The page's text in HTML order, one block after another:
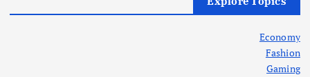
في جذور المشكلة وحلولها المستدامة
Economy
Fashion
Gaming